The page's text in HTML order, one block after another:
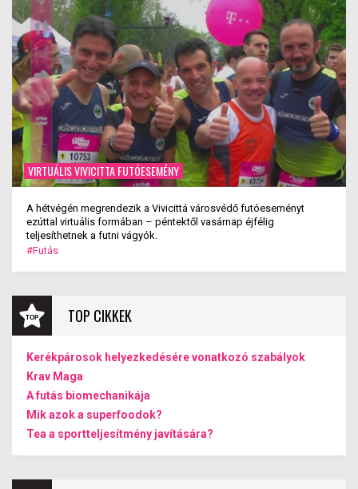
VIRTUÁLIS VIVICITTA FUTÓESEMÉNY
A hétvégén megrendezik a Vivicittá városvédő futóeseményt
ezúttal virtuális formában – péntektől vasárnap éjfélig
teljesíthetnek a futni vágyók.
#Futás
TOP CIKKEK
Kerékpárosok helyezkedésére vonatkozó szabályok
Krav Maga
A futás biomechanikája
Mik azok a superfoodok?
Tea a sportteljesítmény javítására?